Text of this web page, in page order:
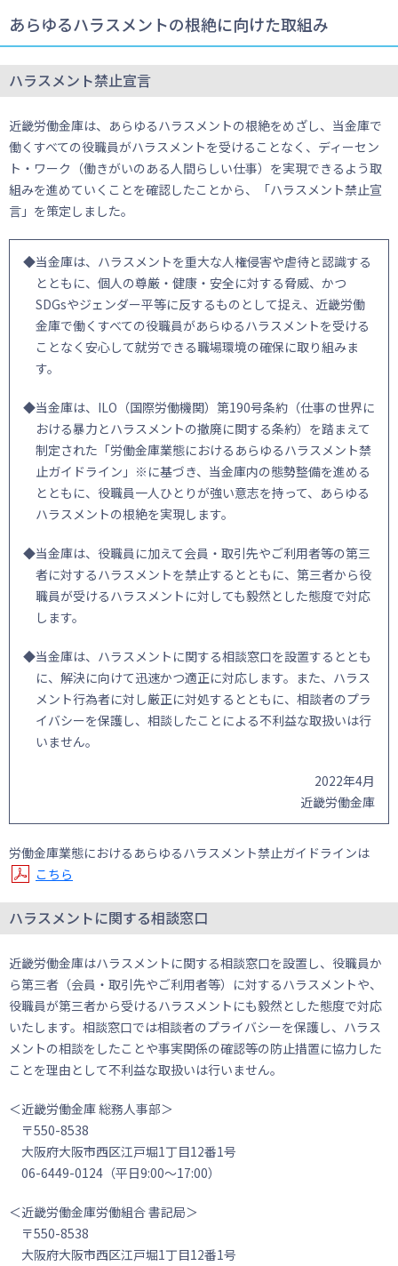
あらゆるハラスメントの根絶に向けた取組み
ハラスメント禁止宣言
近畿労働金庫は、あらゆるハラスメントの根絶をめざし、当金庫で
働くすべての役職員がハラスメントを受けることなく、ディーセン
ト・ワーク（働きがいのある人間らしい仕事）を実現できるよう取
組みを進めていくことを確認したことから、「ハラスメント禁止宣
言」を策定しました。
◆当金庫は、ハラスメントを重大な人権侵害や虐待と認識する
とともに、個人の尊厳・健康・安全に対する脅威、かつ
SDGsやジェンダー平等に反するものとして捉え、近畿労働
金庫で働くすべての役職員があらゆるハラスメントを受ける
ことなく安心して就労できる職場環境の確保に取り組みま
す。
◆当金庫は、ILO（国際労働機関）第190号条約（仕事の世界に
おける暴力とハラスメントの撤廃に関する条約）を踏まえて
制定された「労働金庫業態におけるあらゆるハラスメント禁
止ガイドライン」※に基づき、当金庫内の態勢整備を進める
とともに、役職員一人ひとりが強い意志を持って、あらゆる
ハラスメントの根絶を実現します。
◆当金庫は、役職員に加えて会員・取引先やご利用者等の第三
者に対するハラスメントを禁止するとともに、第三者から役
職員が受けるハラスメントに対しても毅然とした態度で対応
します。
◆当金庫は、ハラスメントに関する相談窓口を設置するととも
に、解決に向けて迅速かつ適正に対応します。また、ハラス
メント行為者に対し厳正に対処するとともに、相談者のプラ
イバシーを保護し、相談したことによる不利益な取扱いは行
いません。
2022年4月
近畿労働金庫
労働金庫業態におけるあらゆるハラスメント禁止ガイドラインは
こちら
ハラスメントに関する相談窓口
近畿労働金庫はハラスメントに関する相談窓口を設置し、役職員か
ら第三者（会員・取引先やご利用者等）に対するハラスメントや、
役職員が第三者から受けるハラスメントにも毅然とした態度で対応
いたします。相談窓口では相談者のプライバシーを保護し、ハラス
メントの相談をしたことや事実関係の確認等の防止措置に協力した
ことを理由として不利益な取扱いは行いません。
＜近畿労働金庫 総務人事部＞
〒550-8538
大阪府大阪市西区江戸堀1丁目12番1号
06-6449-0124（平日9:00～17:00）
＜近畿労働金庫労働組合 書記局＞
〒550-8538
大阪府大阪市西区江戸堀1丁目12番1号